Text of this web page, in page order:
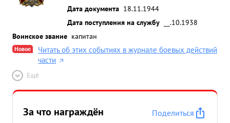
Дата документа 18.11.1944
Дата поступления на службу
__.10.1938
Воинское звание капитан
Новое
Читать об этих событиях в журнале боевых действий
части
Ещё
За что награждён
Поделиться